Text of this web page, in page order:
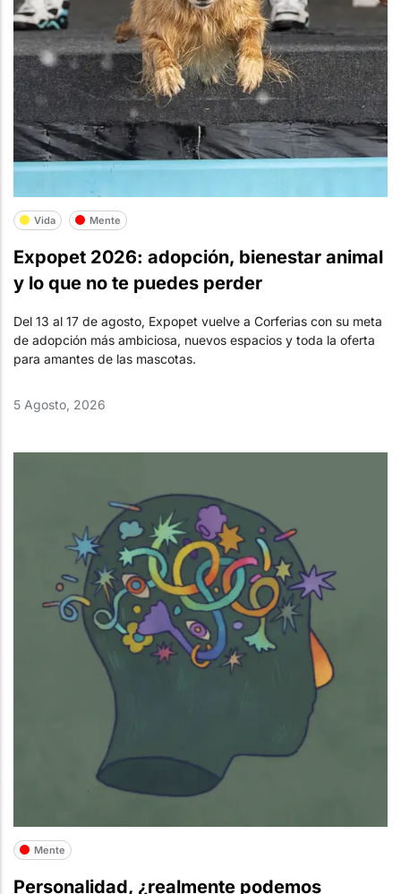
Vida Mente
Expopet 2026: adopción, bienestar animal
y lo que no te puedes perder
Del 13 al 17 de agosto, Expopet vuelve a Corferias con su meta
de adopción más ambiciosa, nuevos espacios y toda la oferta
para amantes de las mascotas.
5 Agosto, 2026
Mente
Personalidad, ¿realmente podemos